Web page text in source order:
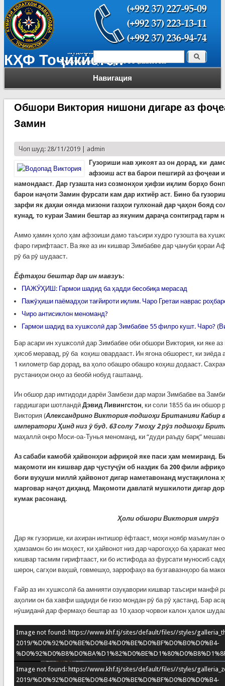
КҲФ Тоҷикистон
Навигация
Форма поиска Поиск
Обшори Виктория нишони дигаре аз
Замин
Чоп шуд: 28/11/2019 | admin
Гузориши нав ҳикоят аз он дорад, ки
афзоиш аст ва барои пешгирӣ аз фоҷеаи
намондааст. Дар гузашта низ созмонҳои ҳифзи иқлим борҳо
барои наҷоти Замин фурсати кам дар ихтиёр аст. Бино ба
зарфи як даҳаи оянда мизони газҳои гулхонаӣ дар ҷаҳон бояд
кунад, то кураи Замин бештар аз якуним дараҷа сонтиград гарм
Аммо ҳамин ҳоло ҳам афзоиши дамо таъсири худро гузошта ва
фаро гирифтааст. Ва яке аз ин кишвар Зимбабве дар ҷануби қораи
рӯ ба рӯ шудааст.
Ёфтаҳои бештар дар ин мавзуъ:
ПАЖӮҲИШ: Гармои шадид ба ҳадди бесобиқа мерасад
Пажӯҳиши паёмадҳои тағйироти иқлим. Чаро Гретаи наврас
Чиро антисиклон меноманд?
Гармои шадид ва хушксолӣ дар Зимбабве 55 филро кушт. Чаро?
Бар асари ин хушксолӣ дар Зимбабве оби обшори Виктория, ки яке
ҳисоб меравад, рӯ ба коҳиш овардааст. Ин ягона обшорест, ки зиёда
1 километр бар дорад, ва ҳоло обашро обашро коҳиш додааст.
рустаниҳои онҳо аз беобӣ нобуд гаштаанд.
Ин обшор дар имтидоди дарёи Замбези дар марзи Зимбабве ва
гардишгари шотландӣ Дэвид Ливингстон, ки соли 1855 ба ин
Виктория (Александрино Виктория-подшоҳи Британияи Кабир
императори Ҳинд низ ӯ буд. 63 солу 7 моҳу 2 рӯз подшоҳи
маҳаллӣ онро Моси-оа-Тунья меноманд, ки “дуди раъду барқ”
Аз сабаби камобӣ ҳайвонҳои африқоӣ яке паси ҳам мемиранд.
мақомоти ин кишвар дар ҷустуҷӯи об наздик ба 200 фили
боғи вуҳуши миллӣ ҳайвонот дигар наметавонанд мустақилона
марговар наҷот диҳанд. Мақомоти давлатӣ мушкилоти дигар
кумак расонанд.
Ҳоли обшори Виктория имрӯз
Дар як гузорише, ки ахиран интишор ёфтааст, моҳи ноябр маъмулан
ҳамзамон бо ин моҳест, ки ҳайвонот низ дар чарогоҳҳо ба ҳаракат
кишвар тасмим гирифтааст, ки бо истифода аз фурсати муносиб
шерон, сагҳои ваҳшӣ, говмешҳо, заррофаҳо ва бузгавазнҳоро ба
Ғайр аз ин хушксолӣ ба амнияти озуқавории кишвар таъсири манфӣ
аҳолии он ба хавфи шадиди бе ғизо мондан рӯ ба рӯ ҳастанд. Бар
нӯшиданӣ дар фермаҳо бештар аз 10 ҳазор чорвои калон ҳалок
Image not found: https://www.khf.tj/sites/default/files//styles/
2019/%D0%92%D0%BE%D0%B4%D0%BE%D0%BF%D0%B0%D0%B4-
Image not found: https://www.khf.tj/sites/default/files//styles/
2019/%D0%92%D0%BE%D0%B4%D0%BE%D0%BF%D0%B0%D0%B4-